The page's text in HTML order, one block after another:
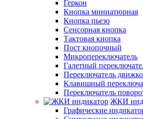
Геркон
Кнопка миниатюрная
Кнопка пьезо
Сенсорная кнопка
Тактовая кнопка
Пост кнопочный
Микропереключатель
Галетный
Переключатель
Клавишный
Переключатель
ЖКИ
Графические